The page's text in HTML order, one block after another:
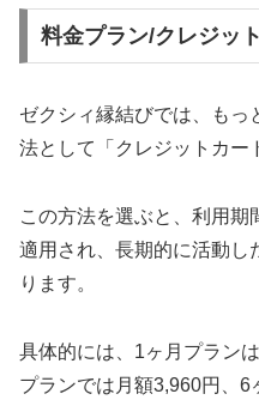
料金プラン/クレジッ
ゼクシィ縁結びでは、もっ
法として「クレジットカー
この方法を選ぶと、利用
適用され、長期的に活動し
ります。
具体的には、1ヶ月プラン
プランでは月額3,960円、6